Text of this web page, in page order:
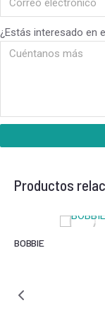
¿Estás interesado en
Productos
BOBBIE